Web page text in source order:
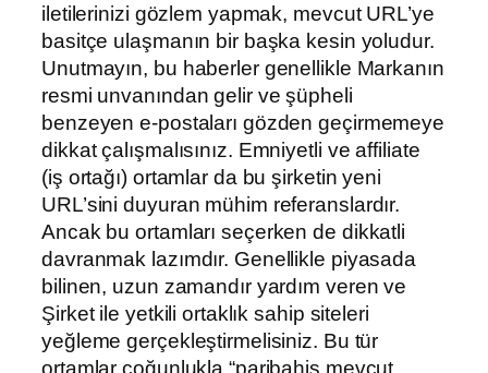
iletilerinizi gözlem yapmak, mevcut URL’ye
basitçe ulaşmanın bir başka kesin yoludur.
Unutmayın, bu haberler genellikle Markanın
resmi unvanından gelir ve şüpheli
benzeyen e-postaları gözden geçirmemeye
dikkat çalışmalısınız. Emniyetli ve affiliate
(iş ortağı) ortamlar da bu şirketin yeni
URL’sini duyuran mühim referanslardır.
Ancak bu ortamları seçerken de dikkatli
davranmak lazımdır. Genellikle piyasada
bilinen, uzun zamandır yardım veren ve
Şirket ile yetkili ortaklık sahip siteleri
yeğleme gerçekleştirmelisiniz. Bu tür